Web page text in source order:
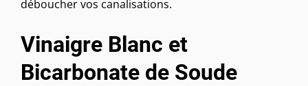
déboucher vos canalisations.
Vinaigre Blanc et
Bicarbonate de Soude